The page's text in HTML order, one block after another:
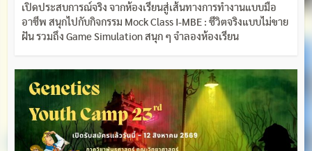
เปิดประสบการณ์จริง จากห้องเรียนสู่เส้นทางการทำงานแบบมือ
อาชีพ สนุกไปกับกิจกรรม Mock Class I-MBE : ชีวิตจริงแบบไม่ขาย
ฝัน รวมถึง Game Simulation สนุก ๆ จำลองห้องเรียน